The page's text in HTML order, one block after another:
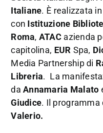
Italiane. È realizzata
con Istituzione
Roma, ATAC azienda
capitolina, EUR Spa,
Media Partnership di
Libreria. La
daAnnamaria Malato
Giudice. Il
Valerio.